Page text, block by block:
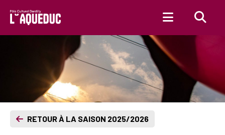
RETOUR À LA SAISON 2025/2026